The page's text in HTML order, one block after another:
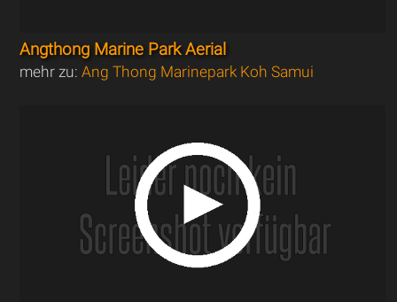
Angthong Marine Park Aerial
mehr zu:Ang Thong Marinepark Koh Samui